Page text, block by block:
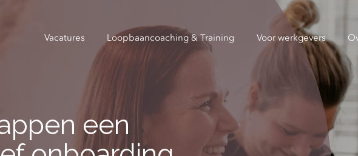
Vacatures Loopbaancoaching & Training Voor werkgevers
een